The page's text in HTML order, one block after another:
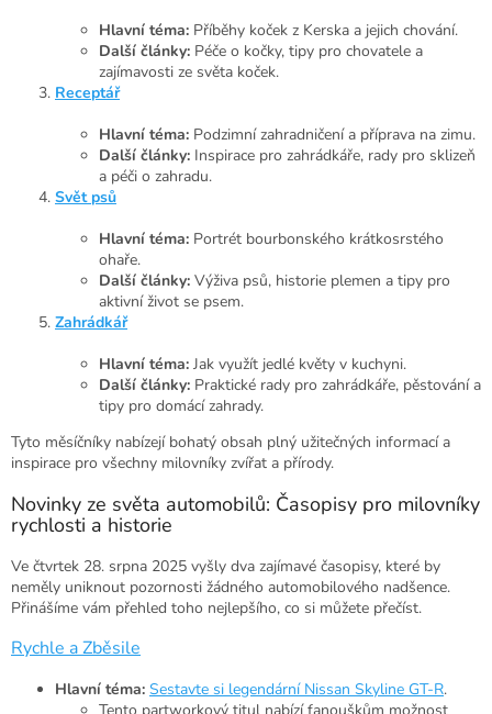
Hlavní téma: Příběhy koček z Kerska a jejich chování.
Další články: Péče o kočky, tipy pro chovatele a
zajímavosti ze světa koček.
Receptář
Hlavní téma: Podzimní zahradničení a příprava na zimu.
Další články: Inspirace pro zahrádkáře, rady pro sklizeň
a péči o zahradu.
Svět psů
Hlavní téma: Portrét bourbonského krátkosrstého
ohaře.
Další články: Výživa psů, historie plemen a tipy pro
aktivní život se psem.
Zahrádkář
Hlavní téma: Jak využít jedlé květy v kuchyni.
Další články: Praktické rady pro zahrádkáře, pěstování a
tipy pro domácí zahrady.
Tyto měsíčníky nabízejí bohatý obsah plný užitečných informací a
inspirace pro všechny milovníky zvířat a přírody.
Novinky ze světa automobilů: Časopisy pro milovníky
rychlosti a historie
Ve čtvrtek 28. srpna 2025 vyšly dva zajímavé časopisy, které by
neměly uniknout pozornosti žádného automobilového nadšence.
Přinášíme vám přehled toho nejlepšího, co si můžete přečíst.
Rychle a Zběsile
Hlavní téma: Sestavte si legendární Nissan Skyline GT-R.